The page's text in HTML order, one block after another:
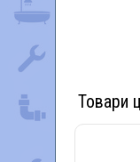
Товари